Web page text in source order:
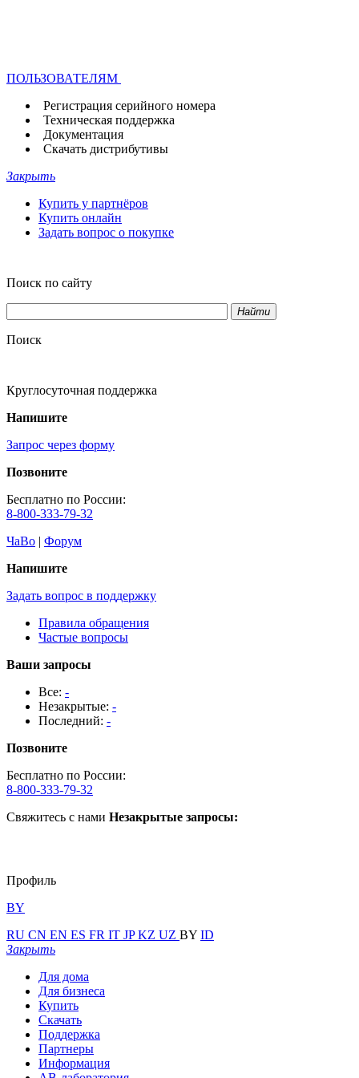
ПОЛЬЗОВАТЕЛЯМ
Регистрация серийного номера
Техническая поддержка
Документация
Скачать дистрибутивы
Закрыть
Купить у партнёров
Купить онлайн
Задать вопрос о покупке
Поиск по сайту
Найти
Поиск
Круглосуточная поддержка
Напишите
Запрос через форму
Позвоните
Бесплатно по России:
8-800-333-79-32
ЧаВо | Форум
Напишите
Задать вопрос в поддержку
Правила обращения
Частые вопросы
Ваши запросы
Все: -
Незакрытые: -
Последний: -
Позвоните
Бесплатно по России:
8-800-333-79-32
Свяжитесь с нами Незакрытые запросы:
Профиль
BY
RU CN EN ES FR IT JPKZ UZ BY ID
Закрыть
Для дома
Для бизнеса
Купить
Скачать
Поддержка
Партнеры
Информация